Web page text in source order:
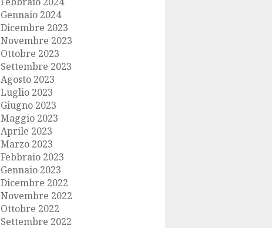
Gennaio 2024
Dicembre 2023
Novembre 2023
Ottobre 2023
Settembre 2023
Agosto 2023
Luglio 2023
Giugno 2023
Maggio 2023
Aprile 2023
Marzo 2023
Febbraio 2023
Gennaio 2023
Dicembre 2022
Novembre 2022
Ottobre 2022
Settembre 2022